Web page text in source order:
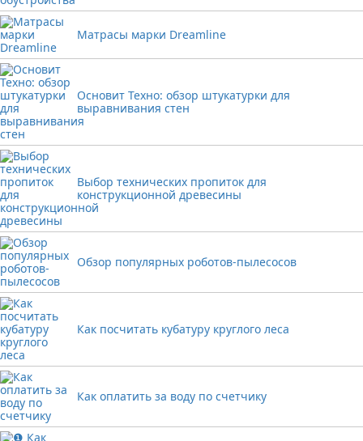
Матрасы марки Dreamline
Основит Техно: обзор штукатурки для
выравнивания стен
Выбор технических пропиток для
конструкционной древесины
Обзор популярных роботов-пылесосов
Как посчитать кубатуру круглого леса
Как оплатить за воду по счетчику